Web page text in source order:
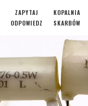
ZAPYTAJ
ODPOWIEDZ
KOPALNIA
SKARBÓW